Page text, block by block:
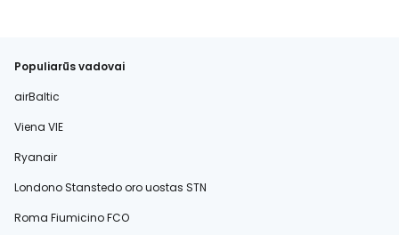
Populiarūs vadovai
airBaltic
Viena VIE
Ryanair
Londono Stanstedo oro uostas STN
Roma Fiumicino FCO